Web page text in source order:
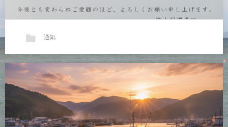
【夏季休業のお知らせ】
平素より郷土料理武田をご愛顧いた…
通知,